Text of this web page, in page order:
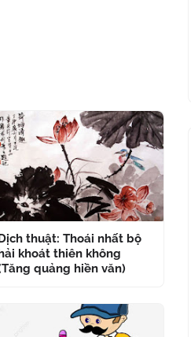
Dịch thuật: Thoái nhất bộ
hải khoát thiên không
quảng hiền văn)